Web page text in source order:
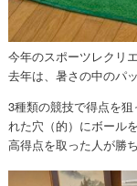
今年のスポーツレクリ
去年は、暑さの中のパ
3種類の競技で得点を
れた穴（的）にボール
高得点を取った人が勝